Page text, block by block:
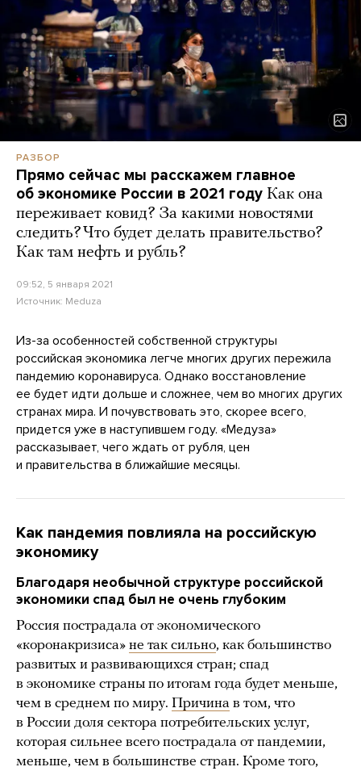
РАЗБОР
Прямо сейчас мы расскажем главное
об экономике России в 2021 году Как она
переживает ковид? За какими новостями
следить? Что будет делать правительство?
Как там нефть и рубль?
09:52, 5 января 2021
Источник: Meduza
Из-за особенностей собственной структуры
российская экономика легче многих других пережила
пандемию коронавируса. Однако восстановление
ее будет идти дольше и сложнее, чем во многих других
странах мира. И почувствовать это, скорее всего,
придется уже в наступившем году. «Медуза»
рассказывает, чего ждать от рубля, цен
и правительства в ближайшие месяцы.
Как пандемия повлияла на российскую
экономику
Благодаря необычной структуре российской
экономики спад был не очень глубоким
Россия пострадала от экономического
«коронакризиса» не так сильно, как большинство
развитых и развивающихся стран; спад
в экономике страны по итогам года будет меньше,
чем в среднем по миру. Причина в том, что
в России доля сектора потребительских услуг,
которая сильнее всего пострадала от пандемии,
меньше, чем в большинстве стран. Кроме того,